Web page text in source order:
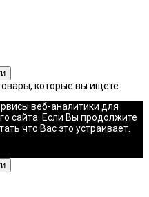
которые вы ищете.
веб-аналитики для
сайта. Если Вы продолжите
что Вас это устраивает.